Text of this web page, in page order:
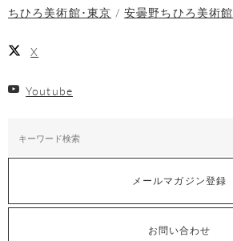
ちひろ美術館･東京
安曇野ちひろ美術館
X
Youtube
メールマガジン登録
お問い合わせ